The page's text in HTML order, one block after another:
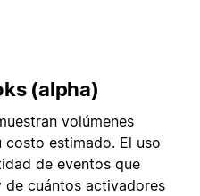
(alpha)
volúmenes
estimado. El uso
de eventos que
de cuántos activadores